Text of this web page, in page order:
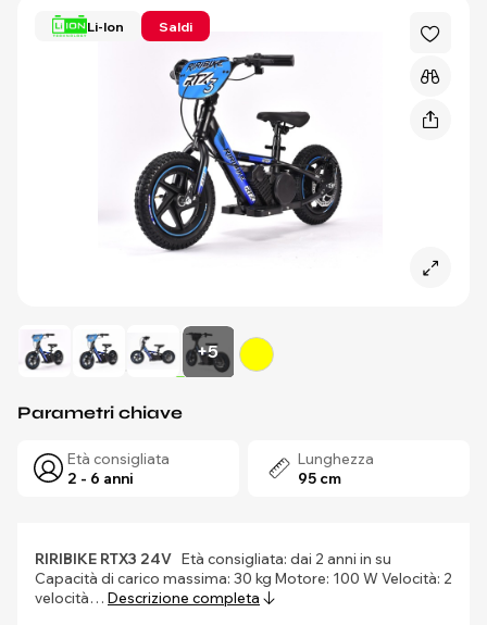
Li-Ion Saldi
+5
Parametri chiave
Età consigliata
2 - 6 anni
Lunghezza
95 cm
RIRIBIKE RTX3 24V Età consigliata: dai 2 anni in su
Capacità di carico massima: 30 kg Motore: 100 W Velocità: 2
velocità… Descrizione completa